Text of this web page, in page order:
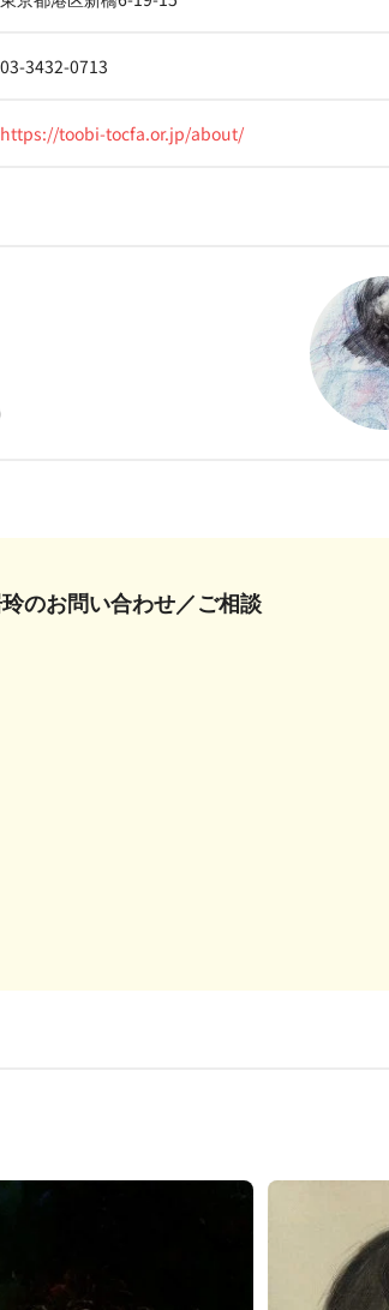
03-3432-0713
https://toobi-tocfa.or.jp/about/
のお問い合わせ／ご相談